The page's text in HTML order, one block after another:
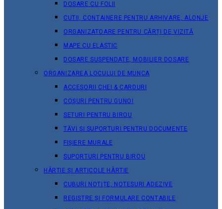
DOSARE CU FOLII
CUTII, CONTAINERE PENTRU ARHIVARE, ALONJE
ORGANIZATOARE PENTRU CĂRȚI DE VIZITĂ
MAPE CU ELASTIC
DOSARE SUSPENDATE, MOBILIER DOSARE
ORGANIZAREA LOCULUI DE MUNCA
ACCESORII CHEI & СARDURI
COȘURI PENTRU GUNOI
SETURI PENTRU BIROU
TĂVI ȘI SUPORTURI PENTRU DOCUMENTE
FIȘIERE MURALE
SUPORTURI PENTRU BIROU
HÂRTIE ȘI ARTICOLE HÂRTIE
CUBURI NOTIȚE, NOTESURI ADEZIVE
REGISTRE ȘI FORMULARE CONTABILE